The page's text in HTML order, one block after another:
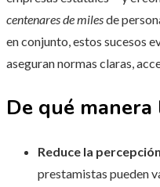
centenares de milesde
en conjunto, estos sucesos
aseguran normas claras,
De qué
Reduce la
prestamistas pueden